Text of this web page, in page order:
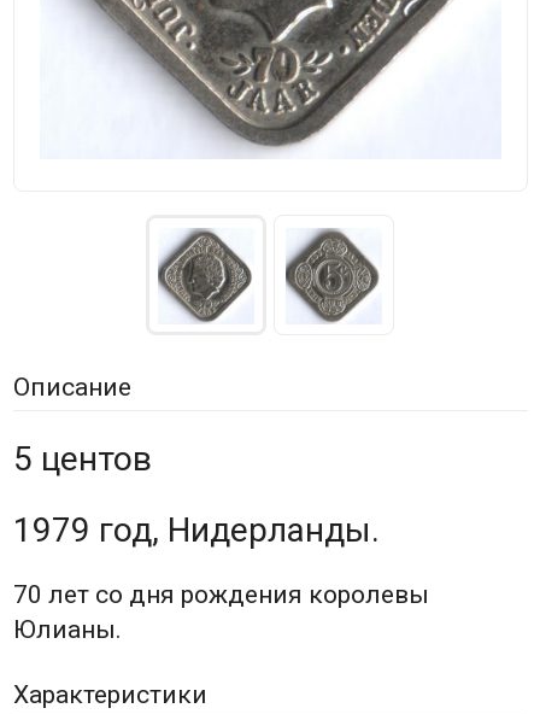
Описание
5 центов
1979 год, Нидерланды.
70 лет со дня рождения королевы
Юлианы.
Характеристики